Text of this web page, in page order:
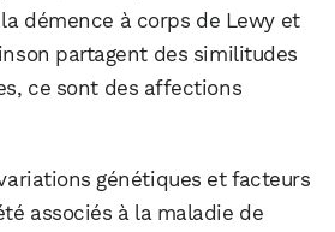
la démence à corps de Lewy et
partagent des similitudes
ce sont des affections
génétiques et facteurs
associés à la maladie de